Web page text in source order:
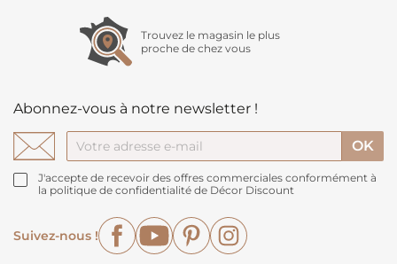
Trouvez le magasin le plus
proche de chez vous
Abonnez-vous à notre newsletter !
J'accepte de recevoir des offres commerciales conformément à
la politique de confidentialité de Décor Discount
Suivez-nous !
FacebookYouTubePinterest